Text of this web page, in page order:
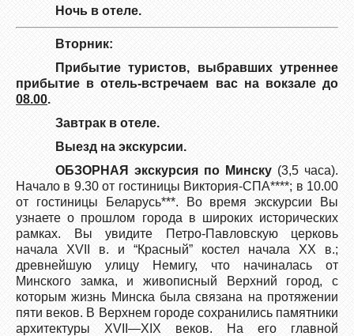
Ночь в отеле.
Вторник:
Прибытие туристов, выбравших утреннее
прибытие в отель-встречаем вас на вокзале до
08.00.
Завтрак в отеле.
Выезд на экскурсии.
ОБЗОРНАЯ экскурсия по Минску (3,5 часа).
Начало в 9.30 от гостиницы Виктория-СПА****; в 10.00
от гостиницы Беларусь***. Во время экскурсии Вы
узнаете о прошлом города в широких исторических
рамках. Вы увидите Петро-Павловскую церковь
начала ХVII в. и “Красный” костел начала ХХ в.;
древнейшую улицу Немигу, что начиналась от
Минского замка, и живописный Верхний город, с
которым жизнь Минска была связана на протяжении
пяти веков. В Верхнем городе сохранились памятники
архитектуры XVII—XIX веков. На его главной